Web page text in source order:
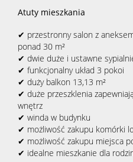
Atuty mieszkania
✔ przestronny salon z
ponad 30 m²
✔ dwie duże i ustawne
✔ funkcjonalny układ 3 pokoi
✔ duży balkon 13,13 m²
✔ duże przeszklenia
wnętrz
✔ winda w budynku
✔ możliwość zakupu komórki
✔ możliwość zakupu miejsca
✔ idealne mieszkanie dla